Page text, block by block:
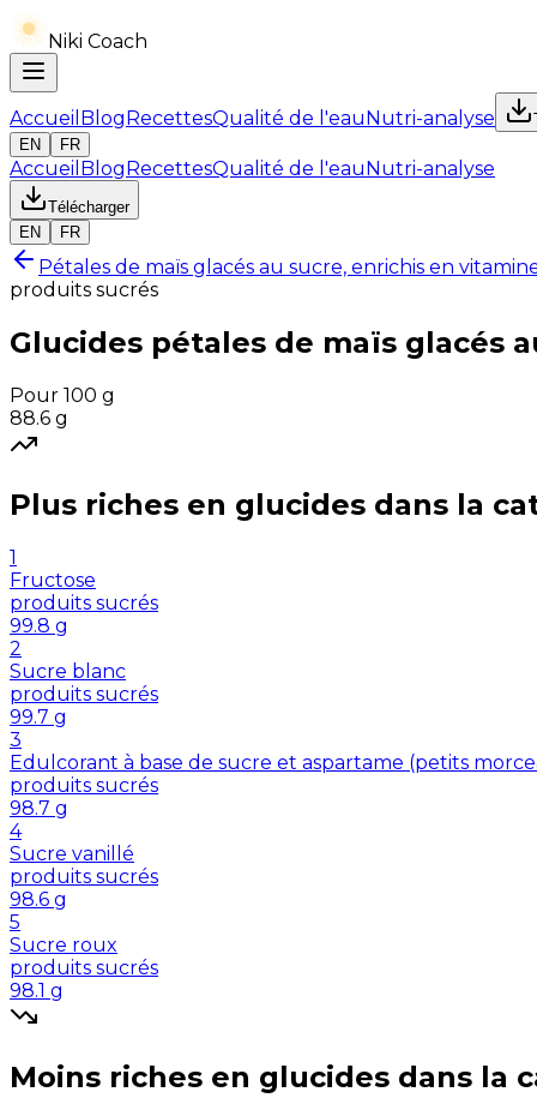
Niki Coach
Accueil BlogRecettesQualité de l'eauNutri-analyse
EN
FR
Accueil BlogRecettesQualité de l'eauNutri-analyse
Télécharger
EN
FR
Pétales de maïs glacés au sucre, enrichis en
produits sucrés
Glucides pétales de maïs glacés
Pour 100 g
88.6 g
Plus riches en glucides dans la
1
Fructose
produits sucrés
99.8 g
2
Sucre blanc
produits sucrés
99.7 g
3
Edulcorant à base de sucre et aspartame (petits
produits sucrés
98.7 g
4
Sucre vanillé
produits sucrés
98.6 g
5
Sucre roux
produits sucrés
98.1 g
Moins riches en glucides dans la